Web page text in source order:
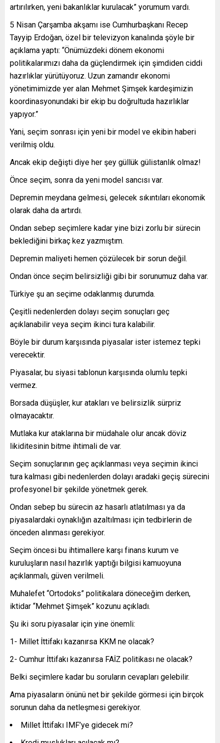
artırılırken, yeni bakanlıklar kurulacak” yorumum vardı.
5 Nisan Çarşamba akşamı ise Cumhurbaşkanı Recep
Tayyip Erdoğan, özel bir televizyon kanalında şöyle bir
açıklama yaptı: “Önümüzdeki dönem ekonomi
politikalarımızı daha da güçlendirmek için şimdiden ciddi
hazırlıklar yürütüyoruz. Uzun zamandır ekonomi
yönetimimizde yer alan Mehmet Şimşek kardeşimizin
koordinasyonundaki bir ekip bu doğrultuda hazırlıklar
yapıyor.”
Yani, seçim sonrası için yeni bir model ve ekibin haberi
verilmiş oldu.
Ancak ekip değişti diye her şey güllük gülistanlık olmaz!
Önce seçim, sonra da yeni model sancısı var.
Depremin meydana gelmesi, gelecek sıkıntıları ekonomik
olarak daha da artırdı.
Ondan sebep seçimlere kadar yine bizi zorlu bir sürecin
beklediğini birkaç kez yazmıştım.
Depremin maliyeti hemen çözülecek bir sorun değil.
Ondan önce seçim belirsizliği gibi bir sorunumuz daha var.
Türkiye şu an seçime odaklanmış durumda.
Çeşitli nedenlerden dolayı seçim sonuçları geç
açıklanabilir veya seçim ikinci tura kalabilir.
Böyle bir durum karşısında piyasalar ister istemez tepki
verecektir.
Piyasalar, bu siyasi tablonun karşısında olumlu tepki
vermez.
Borsada düşüşler, kur atakları ve belirsizlik sürpriz
olmayacaktır.
Mutlaka kur ataklarına bir müdahale olur ancak döviz
likiditesinin bitme ihtimali de var.
Seçim sonuçlarının geç açıklanması veya seçimin ikinci
tura kalması gibi nedenlerden dolayı aradaki geçiş sürecini
profesyonel bir şekilde yönetmek gerek.
Ondan sebep bu sürecin az hasarlı atlatılması ya da
piyasalardaki oynaklığın azaltılması için tedbirlerin de
önceden alınması gerekiyor.
Seçim öncesi bu ihtimallere karşı finans kurum ve
kuruluşların nasıl hazırlık yaptığı bilgisi kamuoyuna
açıklanmalı, güven verilmeli.
Muhalefet “Ortodoks” politikalara döneceğim derken,
iktidar “Mehmet Şimşek” kozunu açıkladı.
Şu iki soru piyasalar için yine önemli:
1- Millet İttifakı kazanırsa KKM ne olacak?
2- Cumhur İttifakı kazanırsa FAİZ politikası ne olacak?
Belki seçimlere kadar bu soruların cevapları gelebilir.
Ama piyasaların önünü net bir şekilde görmesi için birçok
sorunun daha da netleşmesi gerekiyor.
Millet İttifakı IMF’ye gidecek mi?